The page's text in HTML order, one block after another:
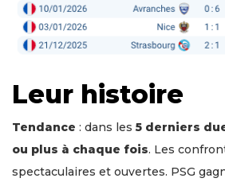
Leur histoire
Tendance : dans les 5 derniers
ou plus à chaque fois. Les
spectaculaires et ouvertes. PSG